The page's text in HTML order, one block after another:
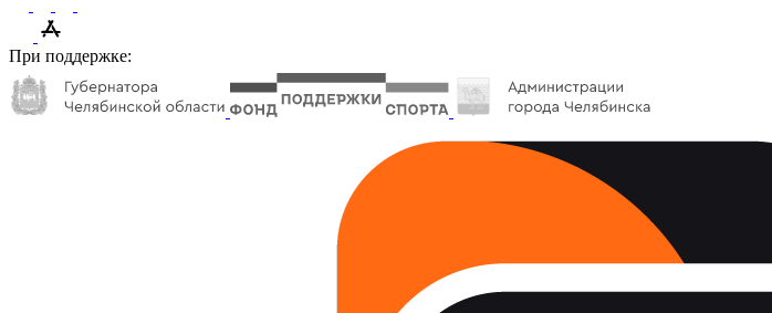
При поддержке: